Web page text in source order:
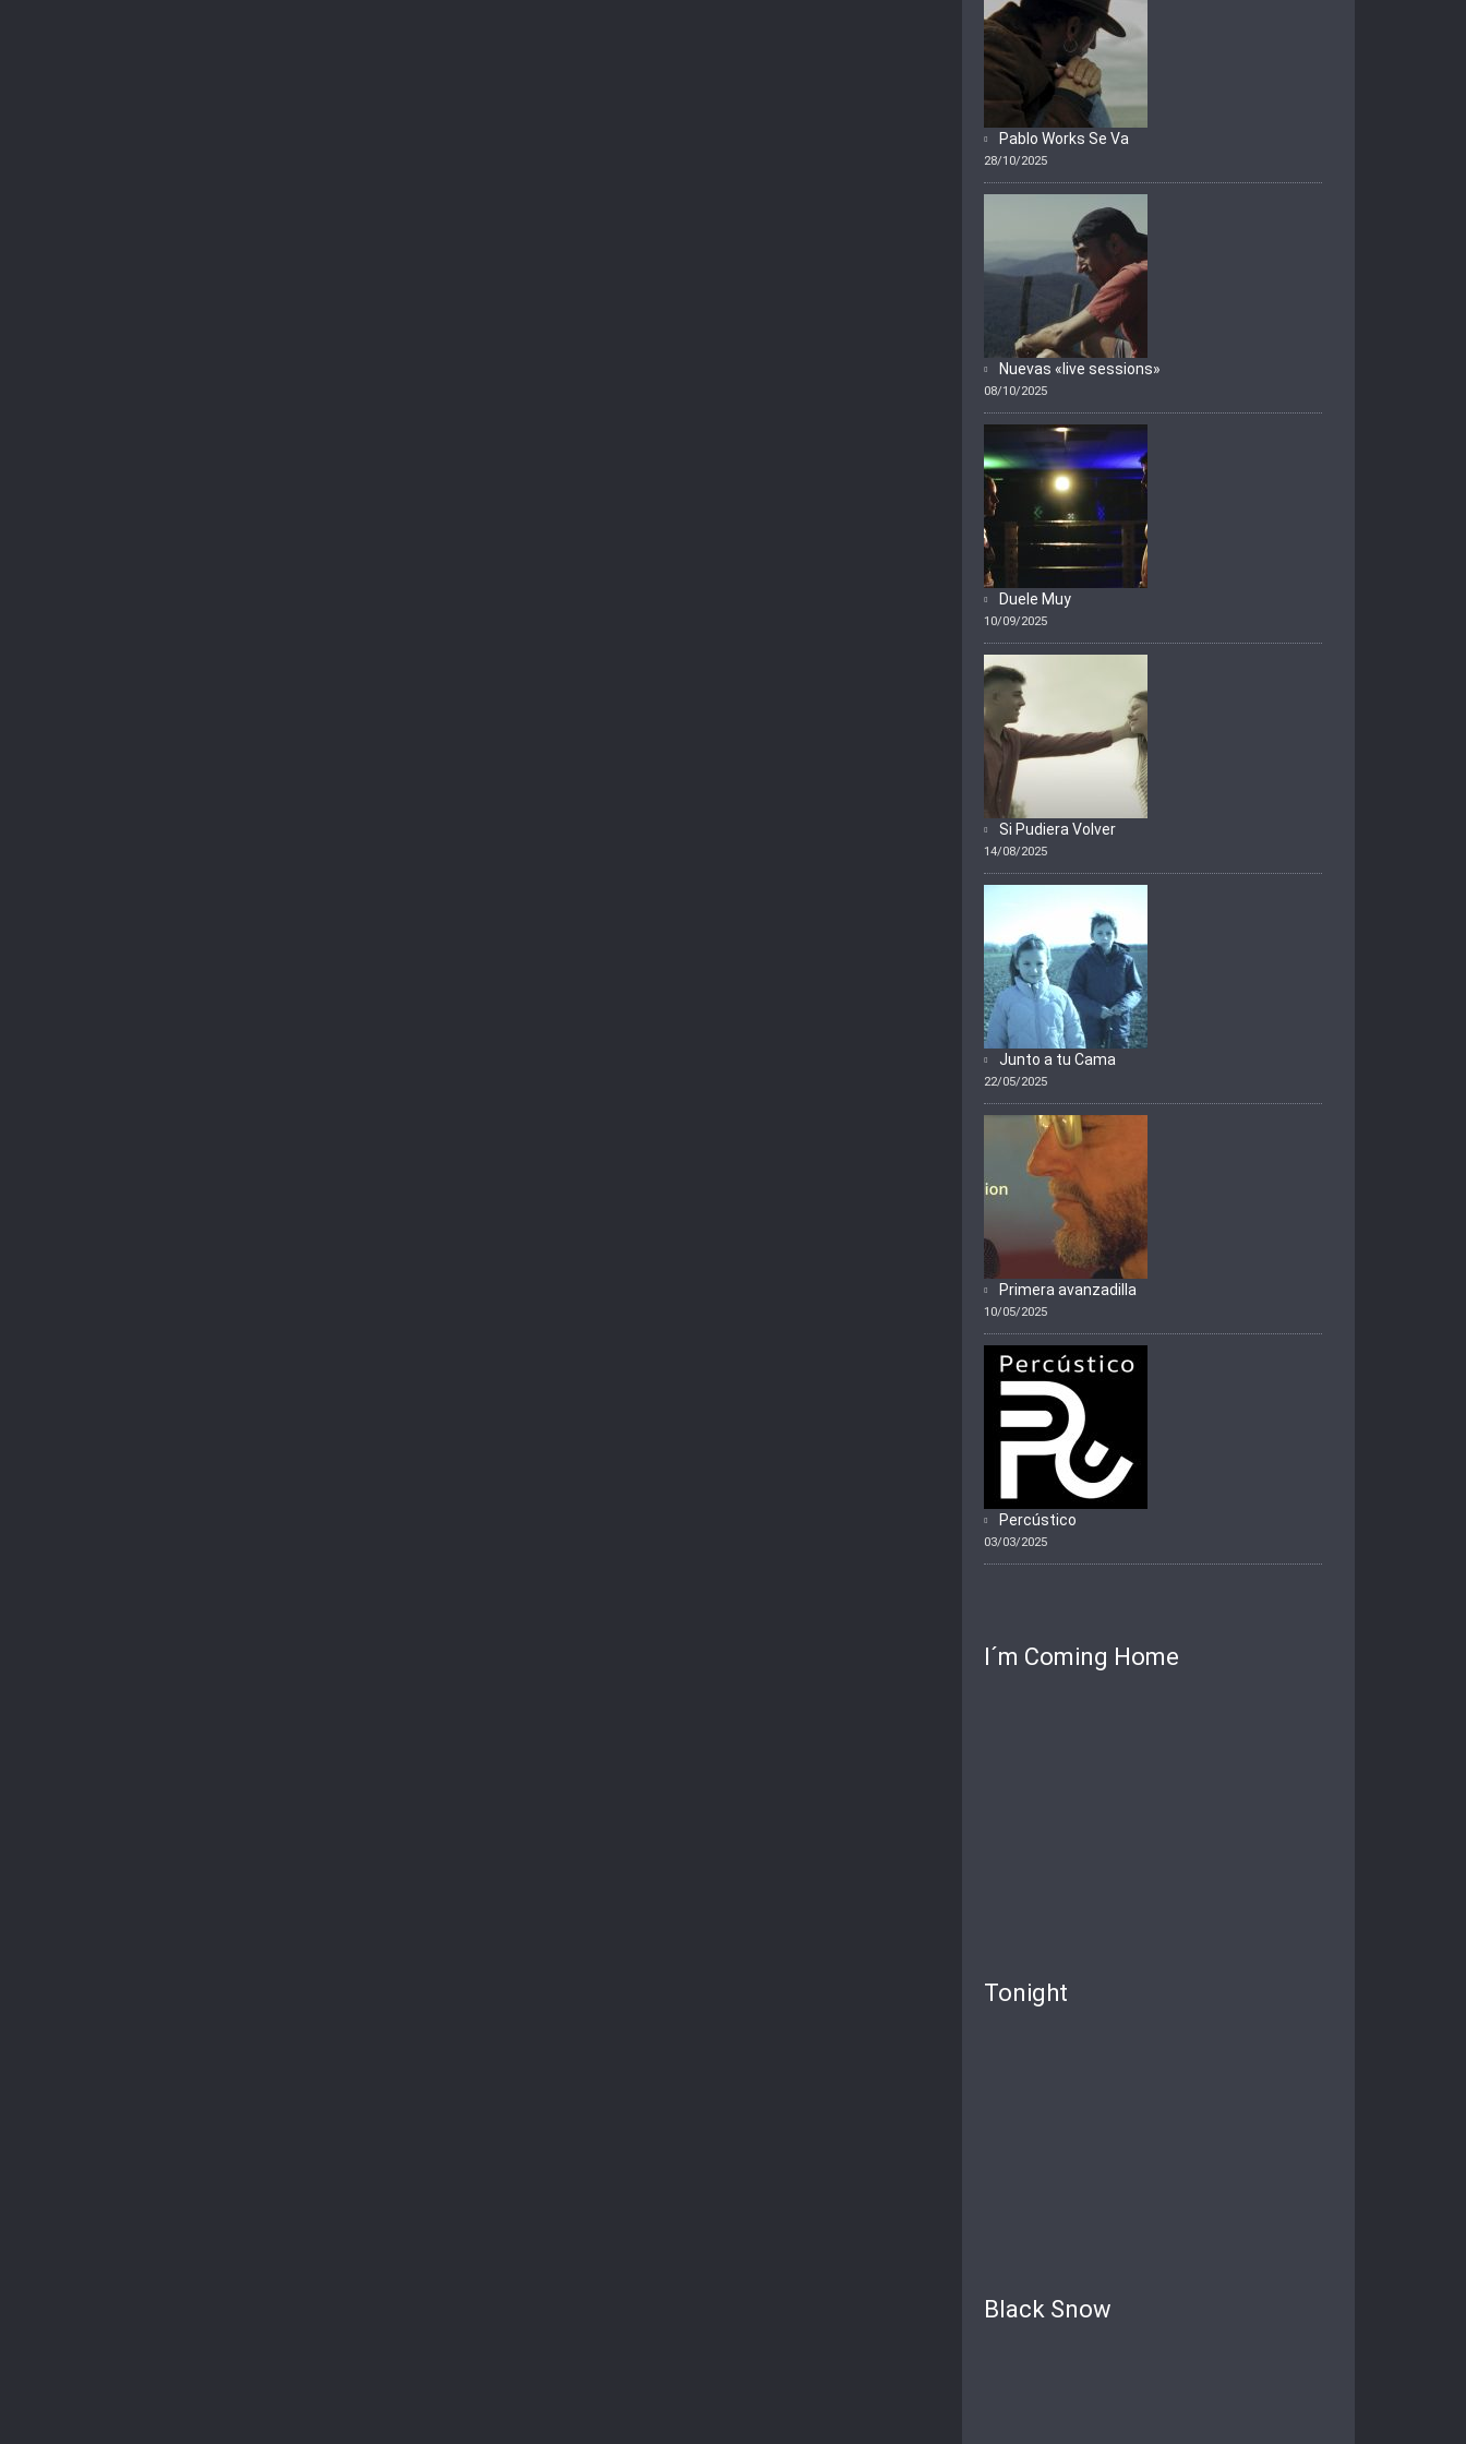
Pablo Works Se Va
28/10/2025
Nuevas «live sessions»
08/10/2025
Duele Muy
10/09/2025
Si Pudiera Volver
14/08/2025
Junto a tu Cama
22/05/2025
Primera avanzadilla
10/05/2025
Percústico
03/03/2025
I´m Coming Home
Tonight
Black Snow